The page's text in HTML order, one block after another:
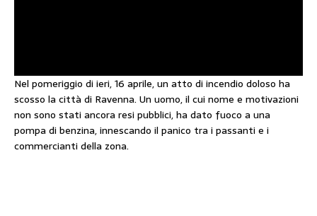
Nel pomeriggio di ieri, 16 aprile, un atto di incendio doloso ha
scosso la città di Ravenna. Un uomo, il cui nome e motivazioni
non sono stati ancora resi pubblici, ha dato fuoco a una
pompa di benzina, innescando il panico tra i passanti e i
commercianti della zona.